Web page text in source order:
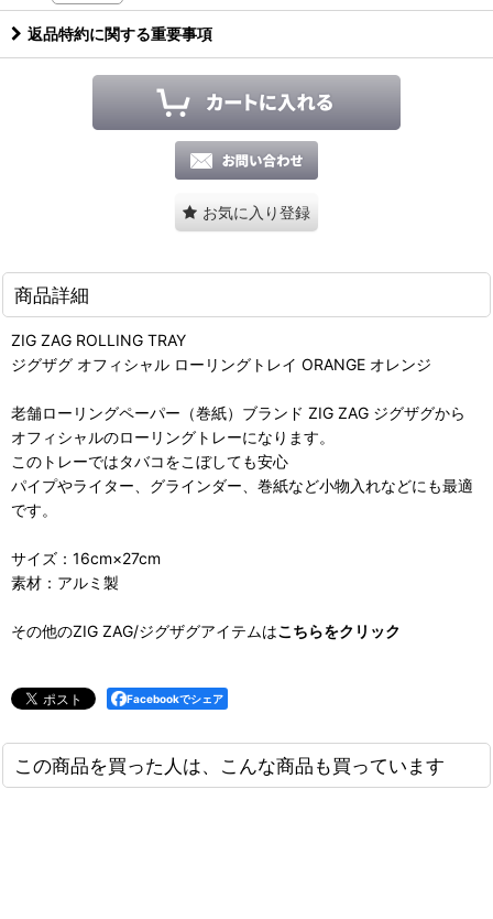
返品特約に関する重要事項
お気に入り登録
商品詳細
ZIG ZAG ROLLING TRAY
ジグザグ オフィシャル ローリングトレイ ORANGE オレンジ
老舗ローリングペーパー（巻紙）ブランド ZIG ZAG ジグザグから
オフィシャルのローリングトレーになります。
このトレーではタバコをこぼしても安心
パイプやライター、グラインダー、巻紙など小物入れなどにも最適
です。
サイズ：16cm×27cm
素材：アルミ製
その他のZIG ZAG/ジグザグアイテムはこちらをクリック
Facebookでシェア
この商品を買った人は、こんな商品も買っています